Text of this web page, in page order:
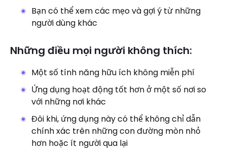
Bạn có thể xem các mẹo và gợi ý từ những
người dùng khác
Những điều mọi người không thích:
Một số tính năng hữu ích không miễn phí
Ứng dụng hoạt động tốt hơn ở một số nơi so
với những nơi khác
Đôi khi, ứng dụng này có thể không chỉ dẫn
chính xác trên những con đường mòn nhỏ
hơn hoặc ít người qua lại